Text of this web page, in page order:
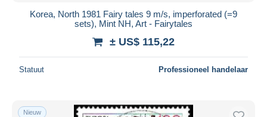
Korea, North 1981 Fairy tales 9 m/s, imperforated (=9
sets), Mint NH, Art - Fairytales
± US$ 115,22
Statuut Professioneel handelaar
Nieuw